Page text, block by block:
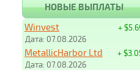
НОВЫЕ ВЫПЛАТЫ
+
Winvest
Дата: 07.08.2026
+
MetallicHarbor Ltd
Дата: 07.08.2026